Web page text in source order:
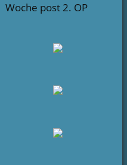
Woche post 2. OP